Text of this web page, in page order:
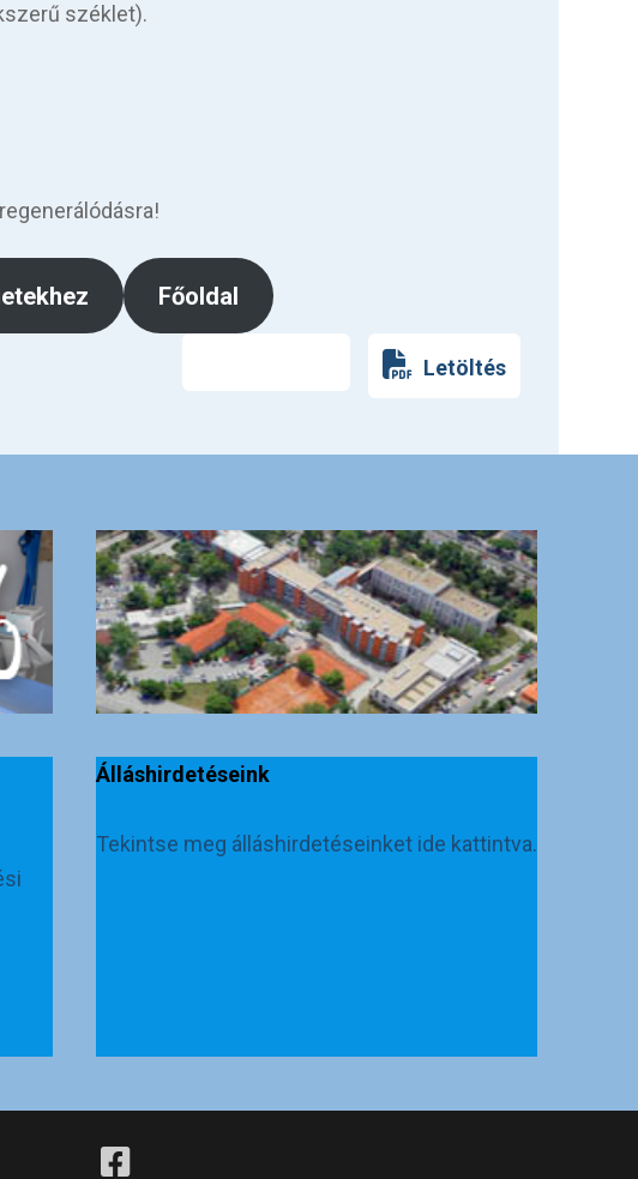
széklet).
Főoldal
Letöltés
Álláshirdetéseink
Tekintse meg álláshirdetéseinket ide kattintva.